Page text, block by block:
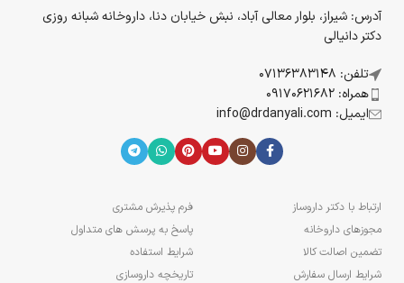
آدرس: شیراز، بلوار معالی آباد، نبش خیابان دنا، داروخانه شبانه روزی
دکتر دانیالی
تلفن: 07136383148
همراه: 09170621682
ایمیل: info@drdanyali.com
ارتباط با دکتر داروساز
مجوزهای داروخانه
تضمین اصالت کالا
شرایط ارسال سفارش
فرم پذیرش مشتری
پاسخ به پرسش های متداول
شرایط استفاده
تاریخچه داروسازی